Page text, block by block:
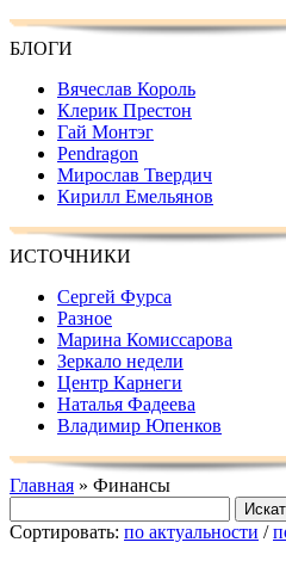
БЛОГИ
Вячеслав Король
Клерик Престон
Гай Монтэг
Pendragon
Мирослав Твердич
Кирилл Емельянов
ИСТОЧНИКИ
Сергей Фурса
Разное
Марина Комиссарова
Зеркало недели
Центр Карнеги
Наталья Фадеева
Владимир Юпенков
Главная » Финансы
Сортировать: по актуальности /